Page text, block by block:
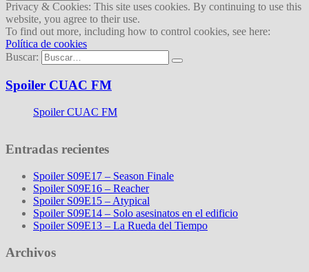
Privacy & Cookies: This site uses cookies. By continuing to use this
website, you agree to their use.
To find out more, including how to control cookies, see here:
Política de cookies
Buscar:
Spoiler CUAC FM
Spoiler CUAC FM
Entradas recientes
Spoiler S09E17 – Season Finale
Spoiler S09E16 – Reacher
Spoiler S09E15 – Atypical
Spoiler S09E14 – Solo asesinatos en el edificio
Spoiler S09E13 – La Rueda del Tiempo
Archivos